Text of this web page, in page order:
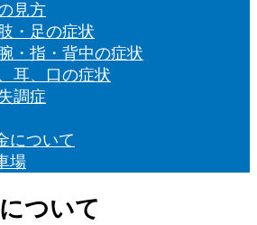
見方
・足の症状
・指・背中の症状
耳、口の症状
調症
について
場
ついて